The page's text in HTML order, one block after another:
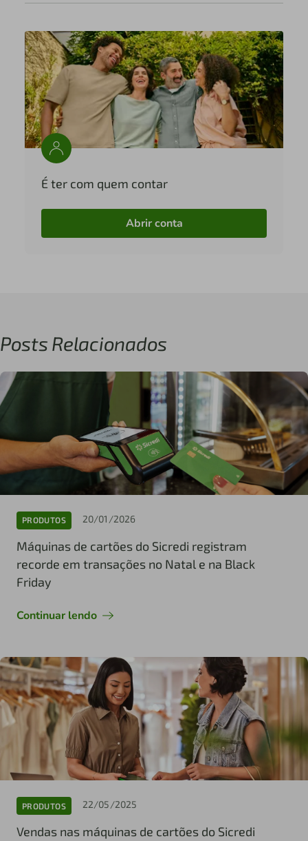
É ter com quem contar
Abrir conta
Posts Relacionados
PRODUTOS 20/01/2026
Máquinas de cartões do Sicredi registram
recorde em transações no Natal e na Black
Friday
Continuar lendo
PRODUTOS 22/05/2025
Vendas nas máquinas de cartões do Sicredi